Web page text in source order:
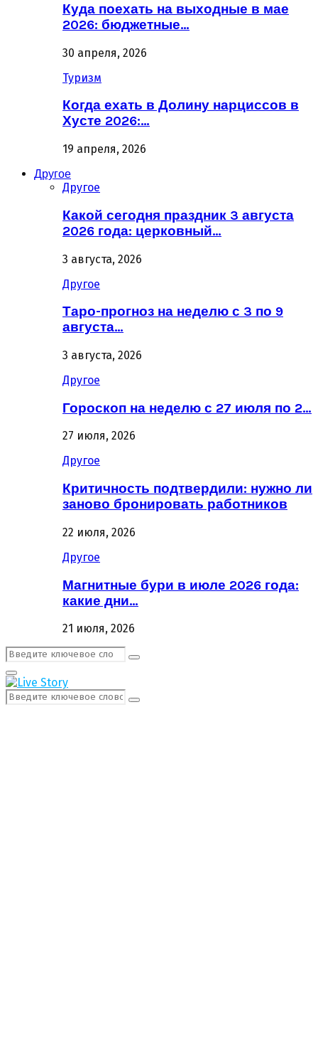
Куда поехать на выходные в мае
2026: бюджетные…
30 апреля, 2026
Туризм
Когда ехать в Долину нарциссов в
Хусте 2026:…
19 апреля, 2026
Другое
Другое
Какой сегодня праздник 3 августа
2026 года: церковный…
3 августа, 2026
Другое
Таро-прогноз на неделю с 3 по 9
августа…
3 августа, 2026
Другое
Гороскоп на неделю с 27 июля по 2…
27 июля, 2026
Другое
Критичность подтвердили: нужно ли
заново бронировать работников
22 июля, 2026
Другое
Магнитные бури в июле 2026 года:
какие дни…
21 июля, 2026
Поиск:
Поиск
Первичное
Меню
Поиск:
Поиск